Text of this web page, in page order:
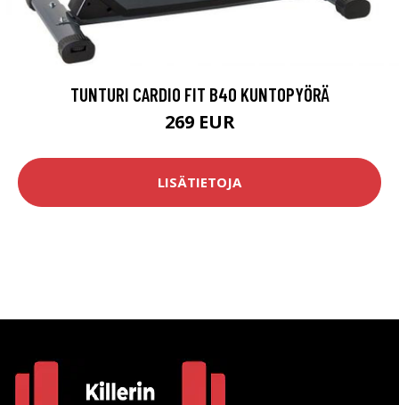
TUNTURI CARDIO FIT B40 KUNTOPYÖRÄ
269 EUR
LISÄTIETOJA